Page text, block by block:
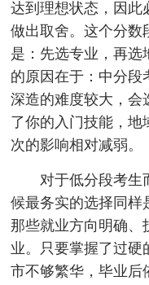
达到理想状态，因此
做出取舍。这个分数
是：先选专业，再选
的原因在于：中分段
深造的难度较大，会
了你的入门技能，地
次的影响相对减弱。
对于低分段考生
候最务实的选择同样
那些就业方向明确、
业。只要掌握了过硬
市不够繁华，毕业后